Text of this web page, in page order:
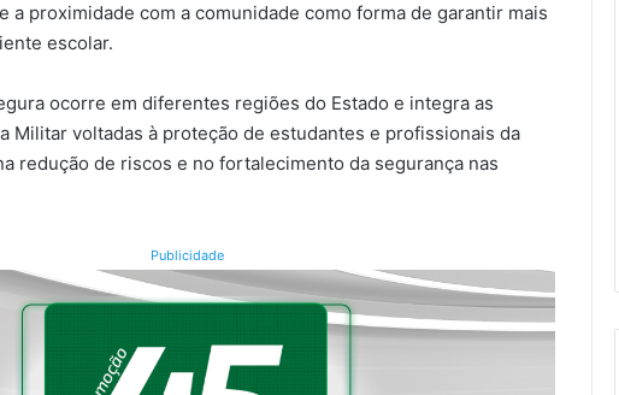
a proximidade com a comunidade como forma de garantir mais
escolar.
ocorre em diferentes regiões do Estado e integra as
Militar voltadas à proteção de estudantes e profissionais da
redução de riscos e no fortalecimento da segurança nas
Publicidade